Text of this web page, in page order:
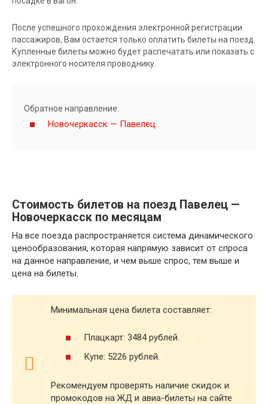
После успешного прохождения электронной регистрации
пассажиров, Вам остается только оплатить билеты на поезд.
Купленные билеты можно будет распечатать или показать с
электронного носителя проводнику.
Обратное направление:
Новочеркасск — Павелец
Стоимость билетов на поезд Павелец —
Новочеркасск по месяцам
На все поезда распространяется система динамического
ценообразования, которая напрямую зависит от спроса
на данное направление, и чем выше спрос, тем выше и
цена на билеты.
Минимальная цена билета составляет:
Плацкарт: 3484 рублей.
Купе: 5226 рублей.
Рекомендуем проверять наличие скидок и
промокодов на ЖД и авиа-билеты на сайте